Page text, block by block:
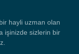
hayli uzman olan
işinizde sizlerin bir